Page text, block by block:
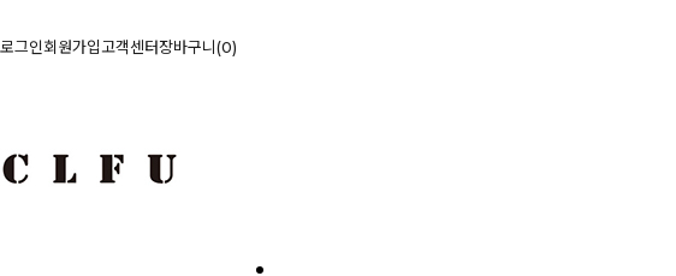
로그인회원가입고객센터장바구니 0